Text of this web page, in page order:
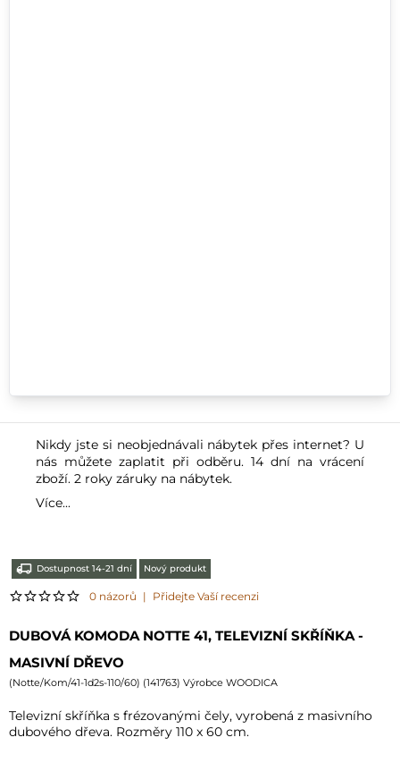
Nikdy jste si neobjednávali nábytek přes internet? U
nás můžete zaplatit při odběru. 14 dní na vrácení
zboží. 2 roky záruky na nábytek.
Více...
Dostupnost 14-21 dní Nový produkt
0 názorů | Přidejte Vaší recenzi
DUBOVÁ KOMODA NOTTE 41, TELEVIZNÍ SKŘÍŇKA -
MASIVNÍ DŘEVO
(Notte/Kom/41-1d2s-110/60) (141763) Výrobce WOODICA
Televizní skříňka s frézovanými čely, vyrobená z masivního
dubového dřeva. Rozměry 110 x 60 cm.